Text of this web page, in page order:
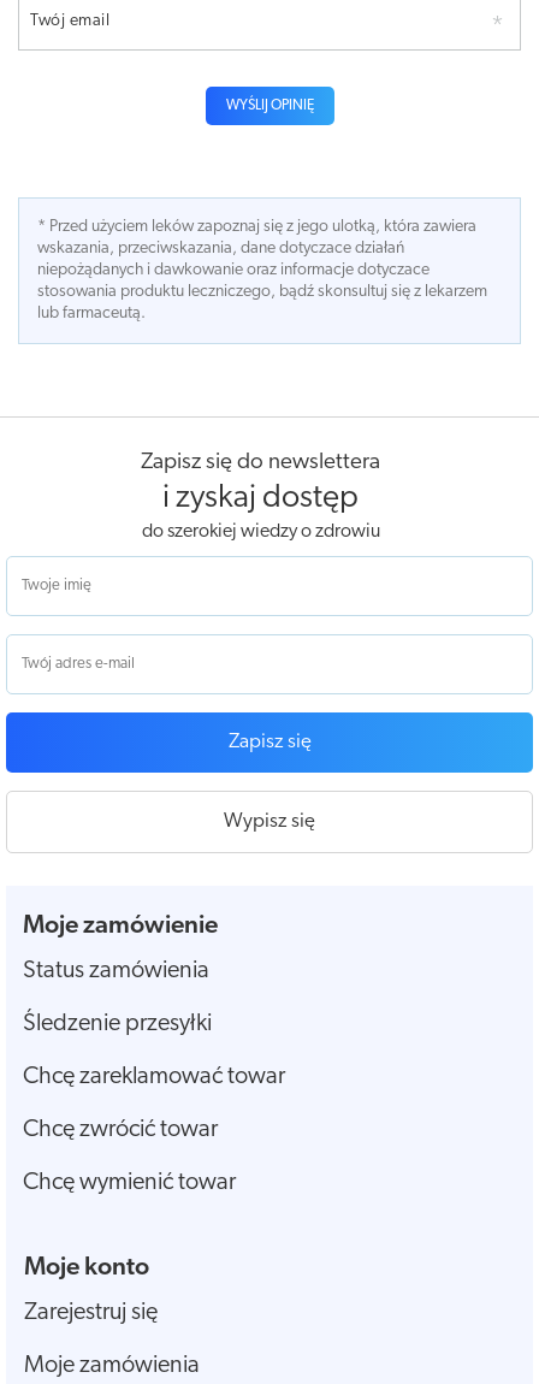
Twój email
WYŚLIJ OPINIĘ
* Przed użyciem leków zapoznaj się z jego ulotką, która zawiera
wskazania, przeciwskazania, dane dotyczace działań
niepożądanych i dawkowanie oraz informacje dotyczace
stosowania produktu leczniczego, bądź skonsultuj się z lekarzem
lub farmaceutą.
Zapisz się do newslettera
i zyskaj dostęp
do szerokiej wiedzy o zdrowiu
Zapisz się
Wypisz się
Moje zamówienie
Status zamówienia
Śledzenie przesyłki
Chcę zareklamować towar
Chcę zwrócić towar
Chcę wymienić towar
Moje konto
Zarejestruj się
Moje zamówienia